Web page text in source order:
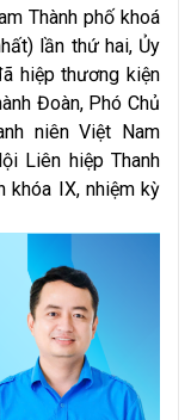
Thành phố khoá
lần thứ hai, Ủy
hiệp thương kiện
Đoàn, Phó Chủ
niên Việt Nam
Liên hiệp Thanh
khóa IX, nhiệm kỳ